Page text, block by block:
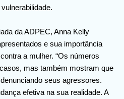
da ADPEC, Anna Kelly
e sua importância
a mulher. “Os números
mas também mostram que
seus agressores.
efetiva na sua realidade. A